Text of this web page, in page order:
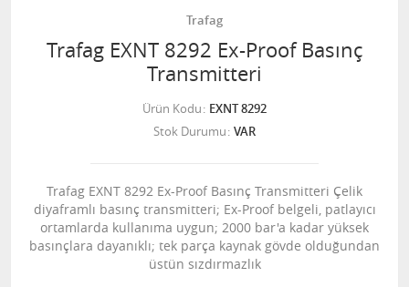
Trafag
Trafag EXNT 8292 Ex-Proof Basınç
Transmitteri
Ürün Kodu EXNT 8292
Stok Durumu VAR
Trafag EXNT 8292 Ex-Proof Basınç Transmitteri Çelik
diyaframlı basınç transmitteri; Ex-Proof belgeli, patlayıcı
ortamlarda kullanıma uygun; 2000 bar'a kadar yüksek
basınçlara dayanıklı; tek parça kaynak gövde olduğundan
üstün sızdırmazlık